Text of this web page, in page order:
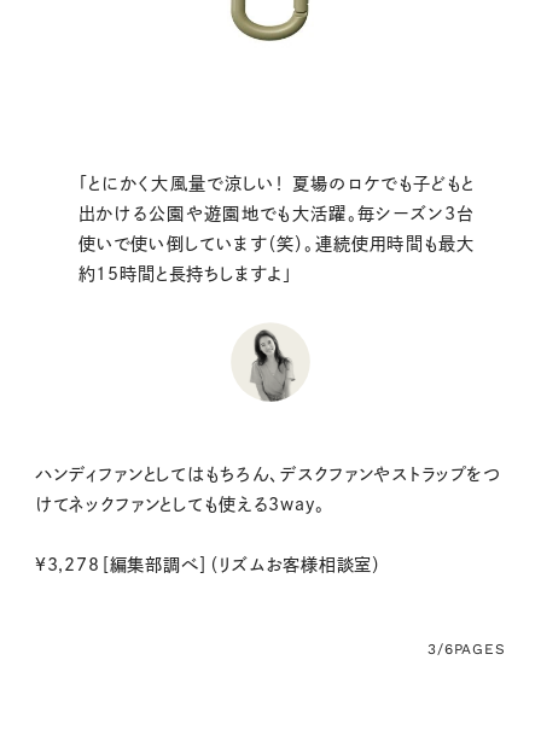
「とにかく大風量で涼しい！ 夏場のロケでも子どもと
出かける公園や遊園地でも大活躍。毎シーズン3台
使いで使い倒しています（笑）。連続使用時間も最大
約15時間と長持ちしますよ」
ハンディファンとしてはもちろん、デスクファンやストラップをつ
けてネックファンとしても使える3way。
¥3,278［編集部調べ］（リズムお客様相談室）
3/6PAGES